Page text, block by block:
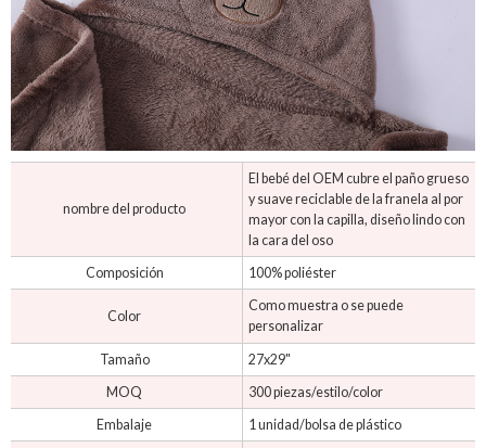
nombre del producto
El bebé del OEM cubre el paño grueso
y suave reciclable de la franela al por
mayor con la capilla, diseño lindo con
la cara del oso
Composición
100% poliéster
Color
Como muestra o se puede
personalizar
Tamaño
27x29"
MOQ
300 piezas/estilo/color
Embalaje
1 unidad/bolsa de plástico